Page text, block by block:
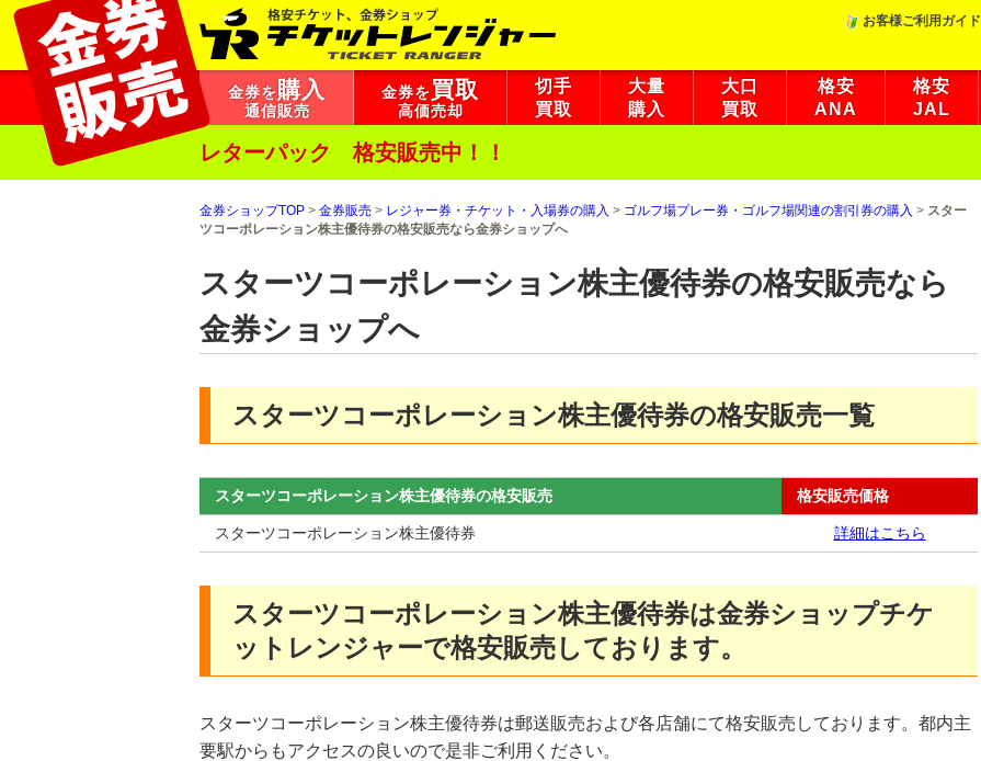
お客様ご利用ガイド
金券を購入
通信販売
金券を買取
高価売却
切手
買取
大量
購入
大口
買取
格安
ANA
格安
JAL
レターパック 格安販売中！！
金券ショップTOP > 金券販売 > レジャー券・チケット・入場券の購入 > ゴルフ場プレー券・ゴルフ場関連の割引券の購入 > スター
ツコーポレーション株主優待券の格安販売なら金券ショップへ
スターツコーポレーション株主優待券の格安販売なら
金券ショップへ
スターツコーポレーション株主優待券の格安販売一覧
スターツコーポレーション株主優待券の格安販売 格安販売価格
スターツコーポレーション株主優待券 詳細はこちら
スターツコーポレーション株主優待券は金券ショップチケ
ットレンジャーで格安販売しております。
スターツコーポレーション株主優待券は郵送販売および各店舗にて格安販売しております。都内主
要駅からもアクセスの良いので是非ご利用ください。